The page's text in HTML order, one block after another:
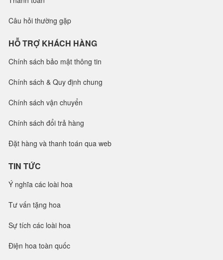
Câu hỏi thường gặp
HỖ TRỢ KHÁCH HÀNG
Chính sách bảo mật thông tin
Chính sách & Quy định chung
Chính sách vận chuyển
Chính sách đổi trả hàng
Đặt hàng và thanh toán qua web
TIN TỨC
Ý nghĩa các loài hoa
Tư vấn tặng hoa
Sự tích các loài hoa
Điện hoa toàn quốc